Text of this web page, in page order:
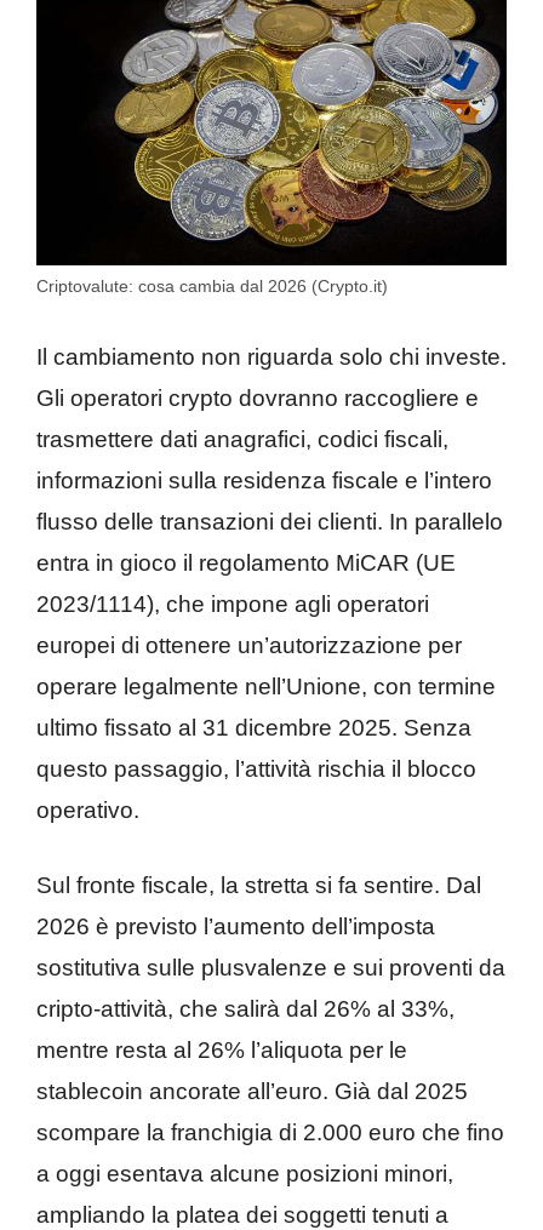
Criptovalute: cosa cambia dal 2026 (Crypto.it)
Il cambiamento non riguarda solo chi investe.
Gli operatori crypto dovranno raccogliere e
trasmettere dati anagrafici, codici fiscali,
informazioni sulla residenza fiscale e l’intero
flusso delle transazioni dei clienti. In parallelo
entra in gioco il regolamento MiCAR (UE
2023/1114), che impone agli operatori
europei di ottenere un’autorizzazione per
operare legalmente nell’Unione, con termine
ultimo fissato al 31 dicembre 2025. Senza
questo passaggio, l’attività rischia il blocco
operativo.
Sul fronte fiscale, la stretta si fa sentire. Dal
2026 è previsto l’aumento dell’imposta
sostitutiva sulle plusvalenze e sui proventi da
cripto-attività, che salirà dal 26% al 33%,
mentre resta al 26% l’aliquota per le
stablecoin ancorate all’euro. Già dal 2025
scompare la franchigia di 2.000 euro che fino
a oggi esentava alcune posizioni minori,
ampliando la platea dei soggetti tenuti a